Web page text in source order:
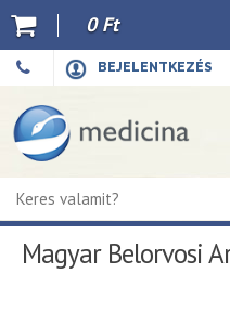
BEJELENTKEZÉS
0 Ft
Magyar Belorvosi
Ajánló
Kiadványaink
E-book
Újdonságok
Akciók